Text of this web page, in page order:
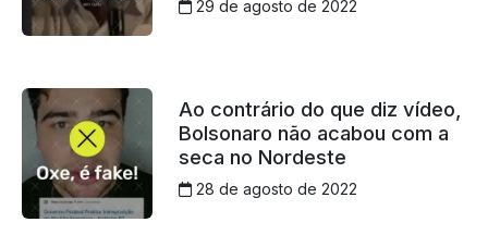
29 de agosto de 2022
Ao contrário do que diz vídeo,
Bolsonaro não acabou com a
seca no Nordeste
28 de agosto de 2022